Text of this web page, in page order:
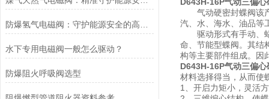
水下专用电磁阀一般怎么驱动？
防爆阻火呼吸阀选型
气动硬密封蝶阀该产
汽、水、海水、油品等
驱动形式有手动、蜗
命、节能型蝶阀。其结
构等主要部件组成。因
D643H-16P气动三偏心
材料选择得当，从而使
1、开启力矩小，灵活